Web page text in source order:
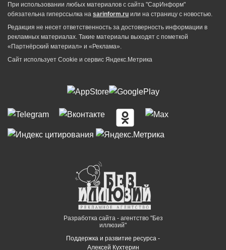
При использовании любых материалов с сайта "СарИнформ"
обязательна гиперссылка на sarinform.ru или на страницу с новостью.
Редакция не несет ответственность за достоверность информации в
рекламных материалах. Такие материалы выходят с пометкой
«Партнёрский материал» и «Реклама».
Сайт использует Cookie и сервиc Яндекс.Метрика
Разработка сайта - агентство "Без
иллюзий"
Поддержка и развитие ресурса -
Алексей Кухтерин